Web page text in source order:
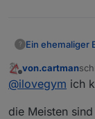
?
Offline
von.cartman
@ilovegym ich
die Meisten